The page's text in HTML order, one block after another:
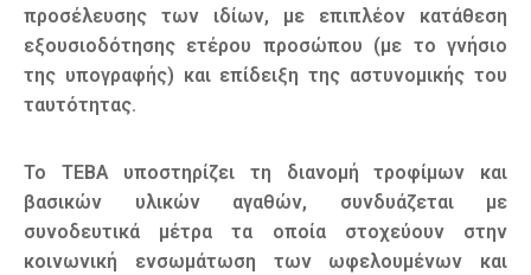
προσέλευσης των ιδίων, με επιπλέον κατάθεση
εξουσιοδότησης ετέρου προσώπου (με το γνήσιο
της υπογραφής) και επίδειξη της αστυνομικής του
ταυτότητας.
Το ΤΕΒΑ υποστηρίζει τη διανομή τροφίμων και
βασικών υλικών αγαθών, συνδυάζεται με
συνοδευτικά μέτρα τα οποία στοχεύουν στην
κοινωνική ενσωμάτωση των ωφελουμένων και